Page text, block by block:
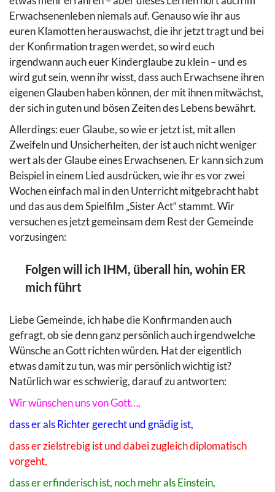
Erwachsenenleben niemals auf. Genauso wie ihr aus
euren Klamotten herauswachst, die ihr jetzt tragt und bei
der Konfirmation tragen werdet, so wird euch
irgendwann auch euer Kinderglaube zu klein – und es
wird gut sein, wenn ihr wisst, dass auch Erwachsene ihren
eigenen Glauben haben können, der mit ihnen mitwächst,
der sich in guten und bösen Zeiten des Lebens bewährt.
Allerdings: euer Glaube, so wie er jetzt ist, mit allen
Zweifeln und Unsicherheiten, der ist auch nicht weniger
wert als der Glaube eines Erwachsenen. Er kann sich zum
Beispiel in einem Lied ausdrücken, wie ihr es vor zwei
Wochen einfach mal in den Unterricht mitgebracht habt
und das aus dem Spielfilm „Sister Act“ stammt. Wir
versuchen es jetzt gemeinsam dem Rest der Gemeinde
vorzusingen:
Folgen will ich IHM, überall hin, wohin ER
mich führt
Liebe Gemeinde, ich habe die Konfirmanden auch
gefragt, ob sie denn ganz persönlich auch irgendwelche
Wünsche an Gott richten würden. Hat der eigentlich
etwas damit zu tun, was mir persönlich wichtig ist?
Natürlich war es schwierig, darauf zu antworten:
Wir wünschen uns von Gott…,
dass er als Richter gerecht und gnädig ist,
dass er zielstrebig ist und dabei zugleich diplomatisch
vorgeht,
dass er erfinderisch ist, noch mehr als Einstein,